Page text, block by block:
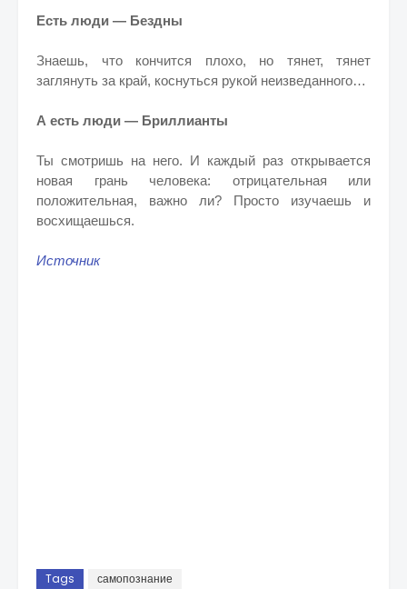
Есть люди — Бездны
Знаешь, что кончится плохо, но тянет, тянет
заглянуть за край, коснуться рукой неизведанного…
А есть люди — Бриллианты
Ты смотришь на него. И каждый раз открывается
новая грань человека: отрицательная или
положительная, важно ли? Просто изучаешь и
восхищаешься.
Источник
Tags самопознание